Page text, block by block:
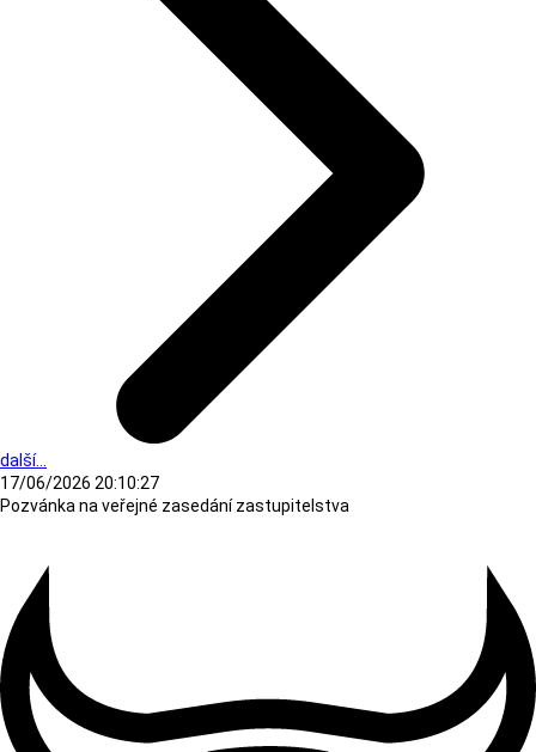
další...
17/06/2026 20:10:27
Pozvánka na veřejné zasedání zastupitelstva